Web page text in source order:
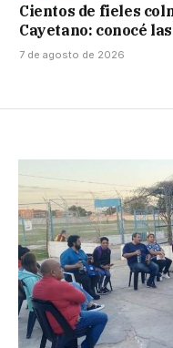
Cientos de fieles
Cayetano: conocé
7 de agosto de 2026